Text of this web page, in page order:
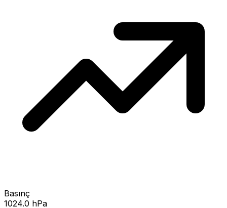
Basınç
1024.0 hPa